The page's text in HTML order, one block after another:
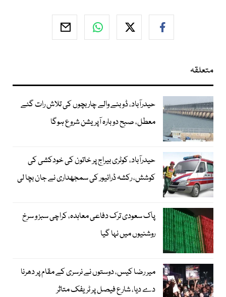
متعلقہ
حیدرآباد، ڈوبنے والے چار بچوں کی تلاش رات گئے
معطل، صبح دوبارہ آپریشن شروع ہوگا
حیدرآباد، کوٹری بیراج پر خاتون کی خودکشی کی
کوشش، رکشہ ڈرائیور کی سمجھداری نے جان بچا لی
پاک سعودی ترک دفاعی معاہدہ، کراچی سبز و سرخ
روشنیوں میں نہا گیا
میر رضا کیس، دوستوں نے نرسری کے مقام پر دھرنا
دے دیا، شارع فیصل پر ٹریفک متاثر